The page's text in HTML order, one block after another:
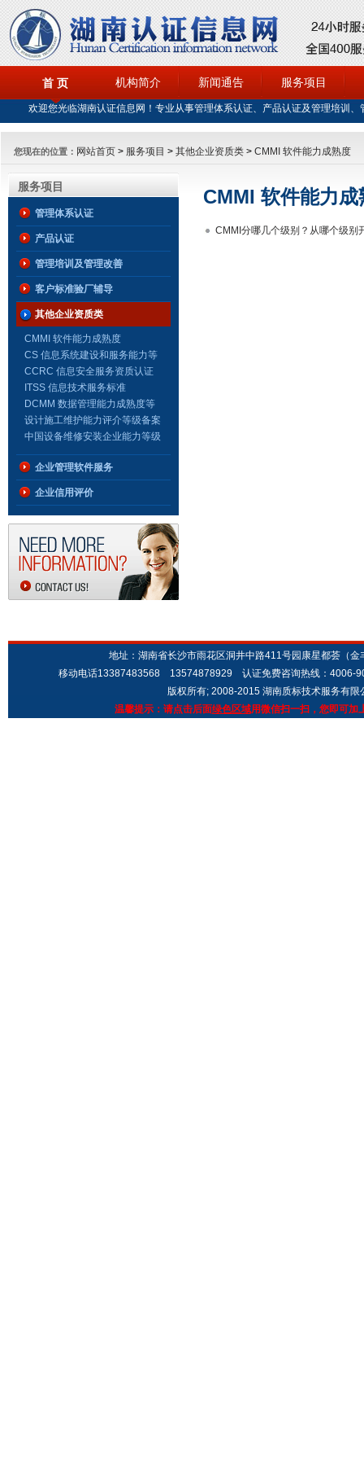
首 页
欢迎您光临湖南认证信息网！专业从事管理体系认证、产品认证及管理培训
机构简介 新闻通告 服务项目
您现在的位置： 网站首页 > 服务项目 > 其他企业资质类 > CMMI 软件能力成熟度
服务项目
管理体系认证
产品认证
管理培训及管理改善
客户标准验厂辅导
其他企业资质类
CMMI 软件能力成熟度
CS 信息系统建设和服务能力等
级
CCRC 信息安全服务资质认证
证书
ITSS 信息技术服务标准
DCMM 数据管理能力成熟度等
级证书
设计施工维护能力评介等级备案
证书（安防证书）
中国设备维修安装企业能力等级
证书
企业管理软件服务
企业信用评价
CMMI 软件能力成
CMMI分哪几个级别？从哪个级别
地址：湖南省长沙市雨花区洞井中路411号园康星都荟（
移动电话13387483568 13574878929 认证免费咨询热线：4006-
版权所有; 2008-2015 湖南质标技术服务有限
温馨提示：请点击后面绿色区域用微信扫一扫，您即可加